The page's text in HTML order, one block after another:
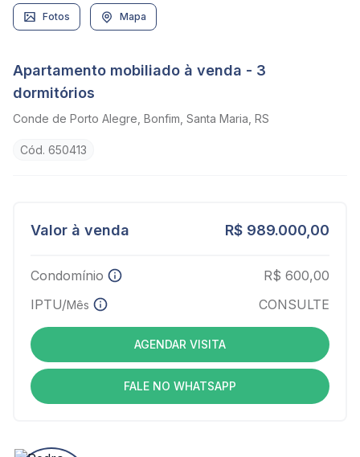
Fotos Mapa
Valor à venda R$ 989.000,00
Condomínio
R$ 600,00
IPTU/Mês CONSULTE
AGENDAR VISITA
FALE NO WHATSAPP
Apartamento mobiliado à venda - 3
dormitórios
Conde de Porto Alegre, Bonfim, Santa Maria, RS
Cód. 650413